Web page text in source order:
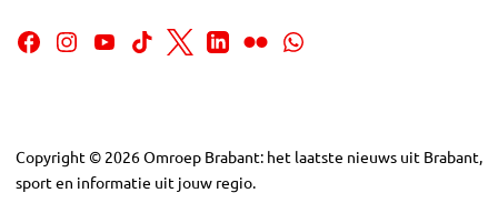
Copyright © 2026Omroep Brabant: het laatste nieuws uit Brabant,
sport en informatie uit jouw regio.